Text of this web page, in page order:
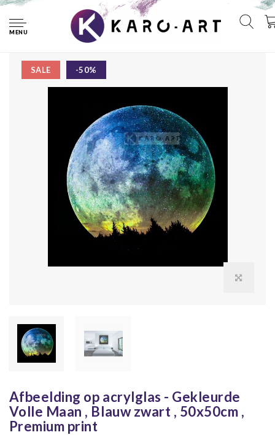
MENU
Afbeelding op acrylglas - Gekleurde Volle Maan , Blauw
zwart , 50x50cm , Premium print
SALE -50%
Afbeelding op acrylglas - Gekleurde
Volle Maan , Blauw zwart , 50x50cm ,
Premium print